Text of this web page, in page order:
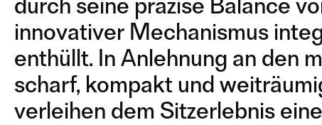
RECLINER INOX RECLINER
innovativer Mechanismus
enthüllt. In Anlehnung an den
scharf, kompakt und
verleihen dem Sitzerlebnis